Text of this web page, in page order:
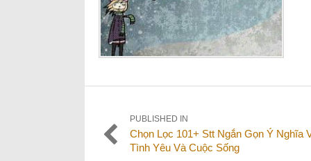
Điều
hướng
PUBLISHED IN
Chọn Lọc 101+ Stt Ngắn Gọn Ý Nghĩa
Tình Yêu Và Cuộc Sống